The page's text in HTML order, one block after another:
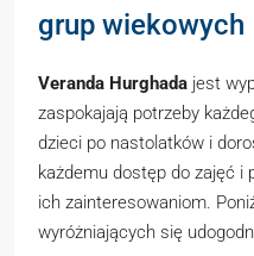
grup wiekowych
Veranda Hurghada jest
zaspokajają potrzeby
dzieci po nastolatków i
każdemu dostęp do zajęć i
ich zainteresowaniom.
wyróżniających się